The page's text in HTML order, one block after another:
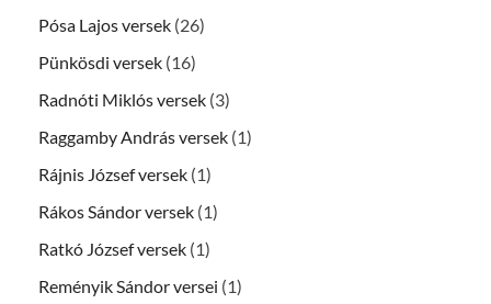
Pósa Lajos versek (26)
Pünkösdi versek (16)
Radnóti Miklós versek (3)
Raggamby András versek (1)
Rájnis József versek (1)
Rákos Sándor versek (1)
Ratkó József versek (1)
Reményik Sándor versei (1)